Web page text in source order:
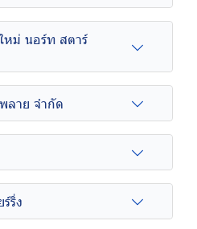
หม่ นอร์ท สตาร์
ลาย จำกัด
ริ่ง